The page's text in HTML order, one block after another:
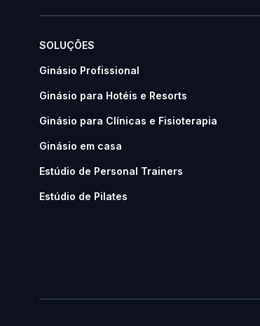
SOLUÇÕES
Ginásio Profissional
Ginásio para Hotéis e Resorts
Ginásio para Clínicas e Fisioterapia
Ginásio em casa
Estúdio de Personal Trainers
Estúdio de Pilates